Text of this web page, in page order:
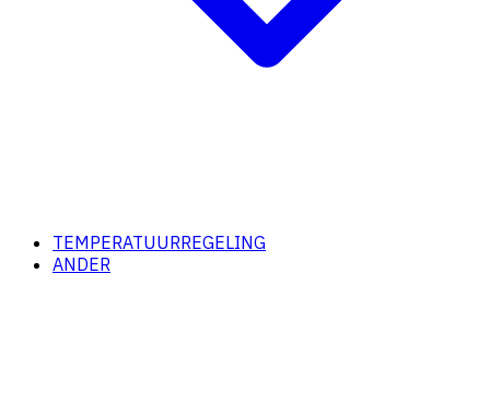
TEMPERATUURREGELING
ANDER